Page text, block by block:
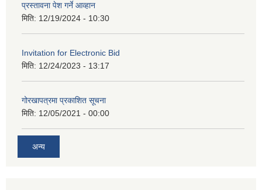
प्रस्तावना पेश गर्ने आव्हान
मिति: 12/19/2024 - 10:30
Invitation for Electronic Bid
मिति: 12/24/2023 - 13:17
गोरखापत्रमा प्रकाशित सूचना
मिति: 12/05/2021 - 00:00
अन्य